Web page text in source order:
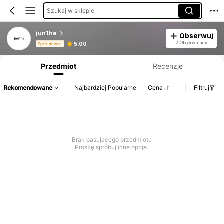
Szukaj w sklepie
jun1he
Sprzedawca 5.00
Obserwuj
2 Obserwujący
Przedmiot Recenzje
Rekomendowane Najbardziej Popularne Cena Filtruj
Brak pasujacego przedmiotu
Proszę spróbuj inne opcje.